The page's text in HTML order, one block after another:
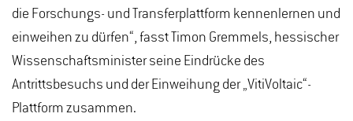
die Forschungs- und Transferplattform kennenlernen und
einweihen zu dürfen“, fasst Timon Gremmels, hessischer
Wissenschaftsminister seine Eindrücke des
Antrittsbesuchs und der Einweihung der „VitiVoltaic“-
Plattform zusammen.